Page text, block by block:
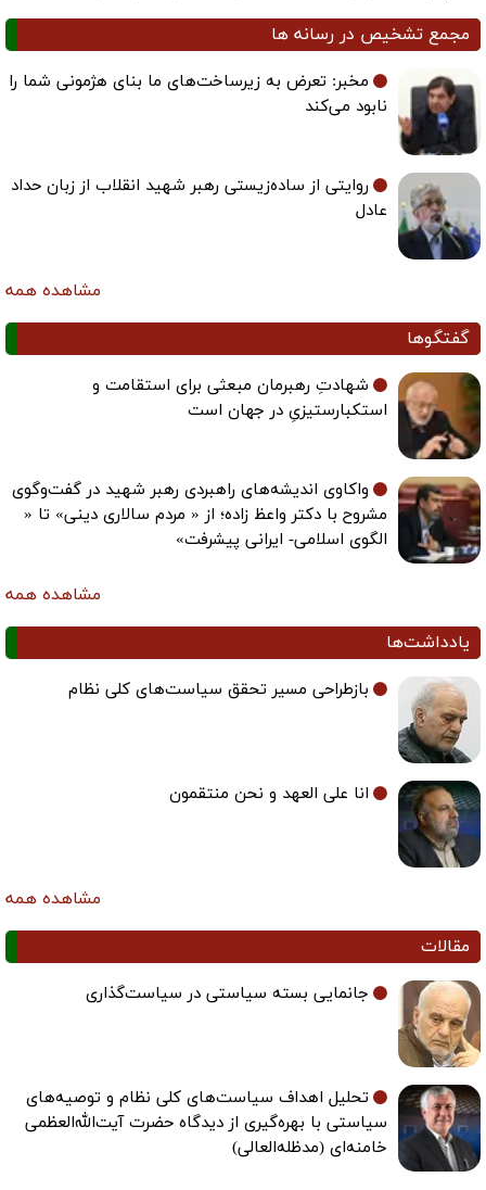
مجمع تشخیص در رسانه ها
مخبر: تعرض به زیرساخت‌های ما بنای هژمونی شما را
نابود می‌کند
روایتی از ساده‌زیستی رهبر شهید انقلاب از زبان حداد
عادل
مشاهده همه
گفتگوها
شهادتِ رهبرمان مبعثی برای استقامت و
استکبارستیزیِ در جهان است
واکاوی اندیشه‌های راهبردی رهبر شهید در گفت‌وگوی
مشروح با دکتر واعظ زاده؛ از « مردم سالاری دینی» تا «
الگوی اسلامی- ایرانی پیشرفت»
مشاهده همه
یادداشت‌ها
بازطراحی مسیر تحقق سیاست‌های کلی نظام
انا علی العهد و نحن منتقمون
مشاهده همه
مقالات
جانمایی بسته سیاستی در سیاست‌گذاری
تحلیل اهداف سیاست‌های کلی نظام و توصیه‌های
سیاستی با بهره‌گیری از دیدگاه حضرت آیت‌الله‌العظمی
خامنه‌ای (مدظله‌العالی)